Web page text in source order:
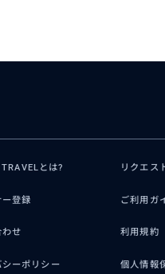
。 ・日本人では分から
客様から感謝の言葉をいた
、チームリーダーとしては
善にも取り組みました。ス
に積極的に関わりました。
とは? リクエス
登録 ご利用ガ
せ 利用規約
シーポリシー 個人情報